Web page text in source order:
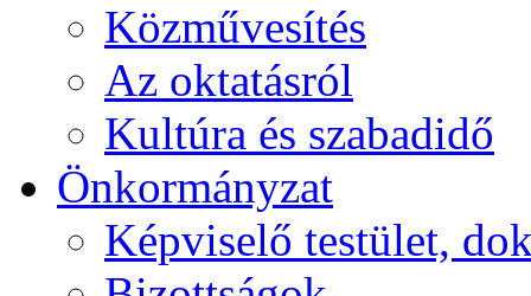
Közművesítés
Az oktatásról
Kultúra és szabadidő
Önkormányzat
Képviselő testület,